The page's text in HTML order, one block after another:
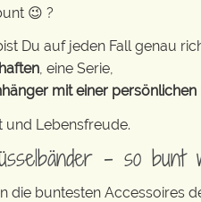
😉 ?
Du auf jeden Fall genau
, eine Serie,
mit einer
und Lebensfreude.
– so bunt
die buntesten Accessoires